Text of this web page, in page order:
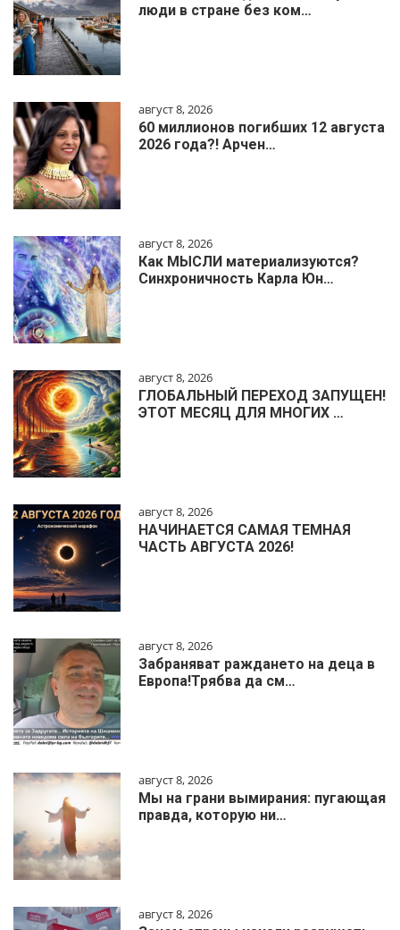
люди в стране без ком…
август 8, 2026
60 миллионов погибших 12 августа
2026 года?! Арчен…
август 8, 2026
Как МЫСЛИ материализуются?
Синхроничность Карла Юн…
август 8, 2026
ГЛОБАЛЬНЫЙ ПЕРЕХОД ЗАПУЩЕН!
ЭТОТ МЕСЯЦ ДЛЯ МНОГИХ …
август 8, 2026
НАЧИНАЕТСЯ САМАЯ ТЕМНАЯ
ЧАСТЬ АВГУСТА 2026!
август 8, 2026
Забраняват раждането на деца в
Европа!Трябва да см…
август 8, 2026
Мы на грани вымирания: пугающая
правда, которую ни…
август 8, 2026